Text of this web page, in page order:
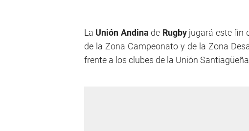
La Unión Andina de Rugby jugará este fin
de la Zona Campeonato y de la Zona
frente a los clubes de la Unión